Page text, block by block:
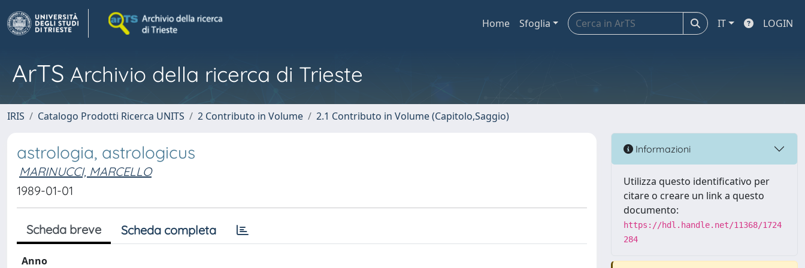
Home Sfoglia IT LOGIN
ArTS Archivio della ricerca di Trieste
IRIS Catalogo Prodotti Ricerca UNITS 2 Contributo in Volume 2.1 Contributo in Volume (Capitolo,Saggio)
astrologia, astrologicus
MARINUCCI, MARCELLO
1989-01-01
Scheda breve Scheda completa
Anno
Informazioni
Utilizza questo identificativo per
citare o creare un link a questo
documento:
https://hdl.handle.net/11368/1724
284